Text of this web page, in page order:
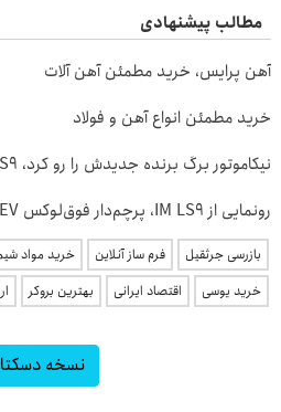
مطالب پیشنهادی
آهن پرایس، خرید مطمئن آهن آلات
خرید مطمئن انواع آهن و فولاد
نیکاموتور برگ برنده جدیدش را رو کرد، IM LS9 رسماً وارد بازار ایران شد
رونمایی از IM LS9، پرچم‌دار فوق‌لوکس EREV وارد بازار ایران شد
بازرسی جرثقیل فرم ساز آنلاین خرید مواد
خرید یوسی
اقتصاد ایرانی بهترین بروکر
نسخه